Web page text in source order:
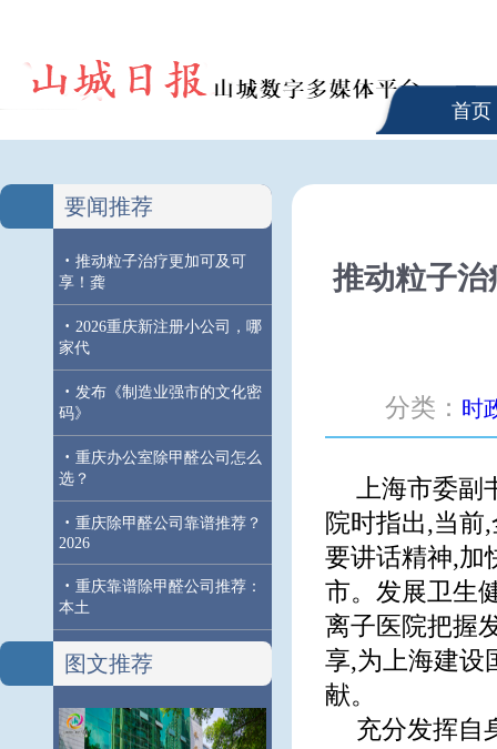
首页
要闻推荐
· 推动粒子治疗更加可及可
享！龚
· 2026重庆新注册小公司，哪
家代
· 发布《制造业强市的文化密
码》
· 重庆办公室除甲醛公司怎么
选？
· 重庆除甲醛公司靠谱推荐？
2026
· 重庆靠谱除甲醛公司推荐：
本土
图文推荐
推动粒子
分类： 时
上海市委副
院时指出,当前
要讲话精神,加
市。发展卫生
离子医院把握
享,为上海建设
献。
充分发挥自